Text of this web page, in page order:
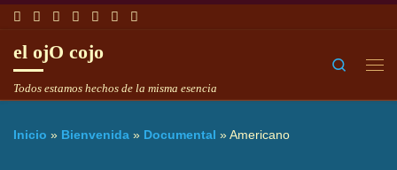
Saltar al contenido
el ojO cojo
Todos estamos hechos de la misma esencia
Search
Inicio » Bienvenida » Documental »Americano